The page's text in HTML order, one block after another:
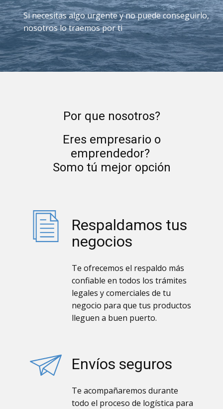
Si necesitas algo urgente y no puede conseguirlo,
nosotros lo traemos por ti
Por que nosotros?
Eres empresario o
emprendedor?
Somo tú mejor opción
Respaldamos tus
negocios
Te ofrecemos el respaldo más
confiable en todos los trámites
legales y comerciales de tu
negocio para que tus productos
lleguen a buen puerto.
Envíos seguros
Te acompañaremos durante
todo el proceso de logística para